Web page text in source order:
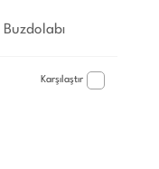
Karşılaştır